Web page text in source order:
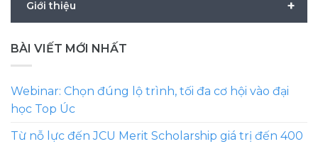
+
Giới thiệu
BÀI VIẾT MỚI NHẤT
Webinar: Chọn đúng lộ trình, tối đa cơ hội vào đại
học Top Úc
Từ nỗ lực đến JCU Merit Scholarship giá trị đến 400